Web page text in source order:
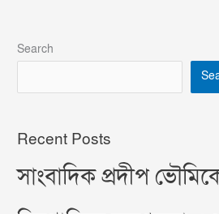
Search
Recent Posts
সাংবাদিক প্রদীপ